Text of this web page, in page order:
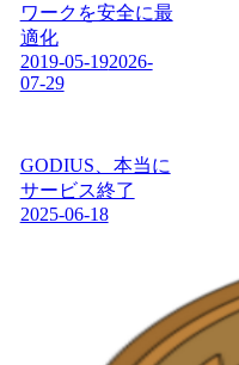
ワークを安全に最
適化
2019-05-192026-
07-29
GODIUS、本当に
サービス終了
2025-06-18